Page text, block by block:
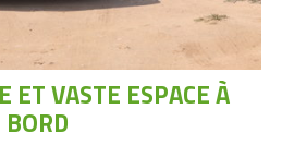
ET VASTE ESPACE À
BORD